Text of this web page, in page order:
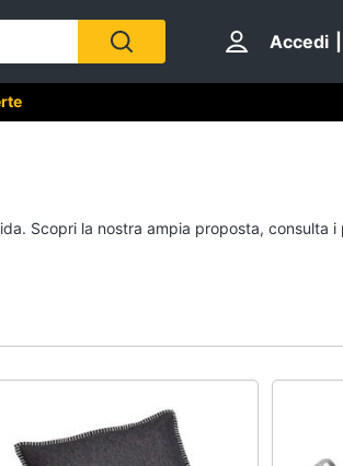
Accedi
Barbara D'Urso
Vedi tutti
Scopri la nostra ampia proposta, consulta